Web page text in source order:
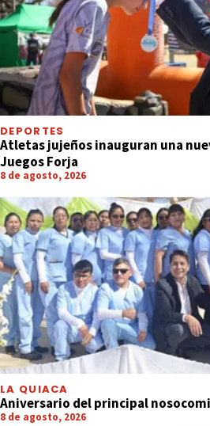
DEPORTES
Atletas jujeños inauguran una
Juegos Forja
8 de agosto, 2026
LA QUIACA
Aniversario del principal
8 de agosto, 2026